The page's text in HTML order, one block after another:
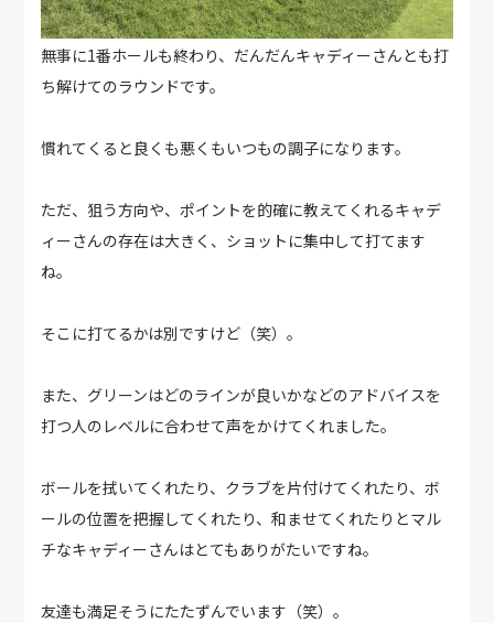
無事に1番ホールも終わり、だんだんキャディーさんとも打
ち解けてのラウンドです。
慣れてくると良くも悪くもいつもの調子になります。
ただ、狙う方向や、ポイントを的確に教えてくれるキャデ
ィーさんの存在は大きく、ショットに集中して打てます
ね。
そこに打てるかは別ですけど（笑）。
また、グリーンはどのラインが良いかなどのアドバイスを
打つ人のレベルに合わせて声をかけてくれました。
ボールを拭いてくれたり、クラブを片付けてくれたり、ボ
ールの位置を把握してくれたり、和ませてくれたりとマル
チなキャディーさんはとてもありがたいですね。
友達も満足そうにたたずんでいます（笑）。